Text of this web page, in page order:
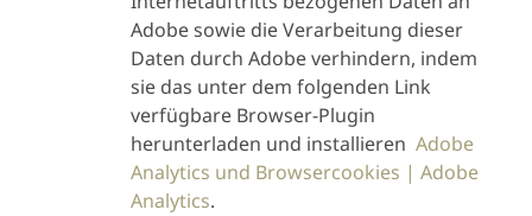
Dokument enthalten sind
Art des angeforderten
Dienstes, falls vorhanden
Adobe sowie die Verarbeitung dieser
Daten durch Adobe verhindern, indem
sie das unter dem folgenden Link
verfügbare Browser-Plugin
herunterladen und installieren Adobe
Analytics und Browsercookies | Adobe
Analytics.